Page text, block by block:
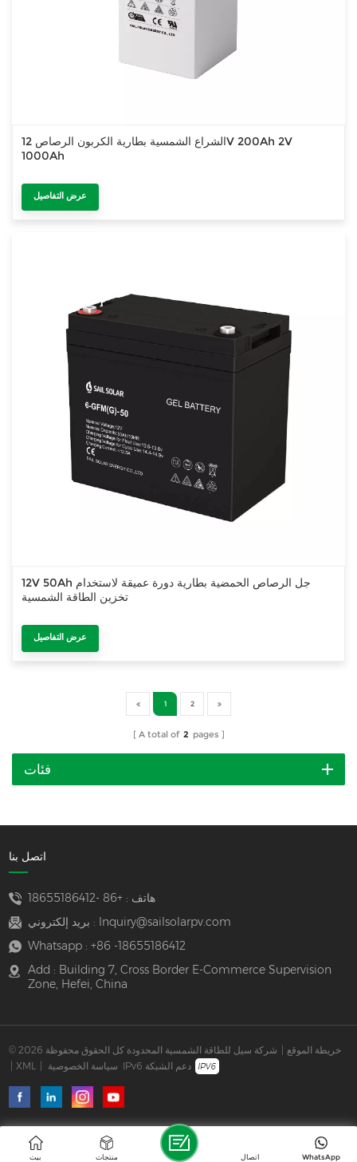
الشراع الشمسية بطارية الكربون الرصاص 12V 200Ah 2V
1000Ah
عرض التفاصيل
12V 50Ah جل الرصاص الحمضية بطارية دورة عميقة لاستخدام
تخزين الطاقة الشمسية
عرض التفاصيل
1 2
A total of 2 pages
فئات
اتصل بنا
هاتف :+86 -18655186412
بريد إلكتروني :
Inquiry@sailsolarpv.com
Whatsapp : +86 -18655186412
Add : Building 7, Cross Border E-Commerce Supervision
Zone, Hefei, China
© 2026 شركة سيل للطاقة الشمسية المحدودة كل الحقوق محفوظة | خريطة الموقع
| XML | سياسة الخصوصية IPv6 دعم الشبكة
بيت منتجات WhatsApp اتصال